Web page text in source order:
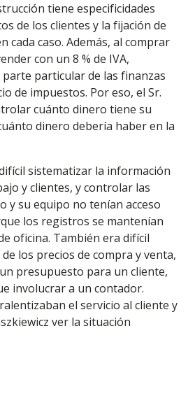
tiene especificidades
de los clientes y la fijación de
cada caso. Además, al comprar
con un 8 % de IVA,
particular de las finanzas
de impuestos. Por eso, el Sr.
cuánto dinero tiene su
dinero debería haber en la
sistematizar la información
y clientes, y controlar las
y su equipo no tenían acceso
los registros se mantenían
oficina. También era difícil
los precios de compra y venta,
presupuesto para un cliente,
involucrar a un contador.
el servicio al cliente y
ver la situación